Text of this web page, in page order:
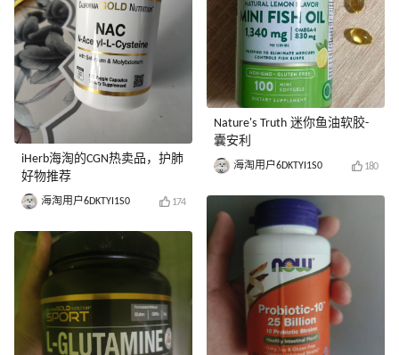
iHerb海淘的CGN热卖品，护肺
好物推荐
海淘用户6DKTYI1S0 174
Nature's Truth 迷你鱼油软胶-
囊安利
海淘用户6DKTYI1S0 180